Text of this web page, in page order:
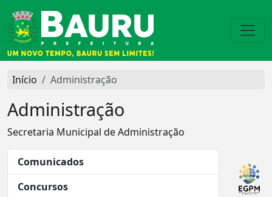
Início Administração
Administração
Secretaria Municipal de Administração
Comunicados
Concursos